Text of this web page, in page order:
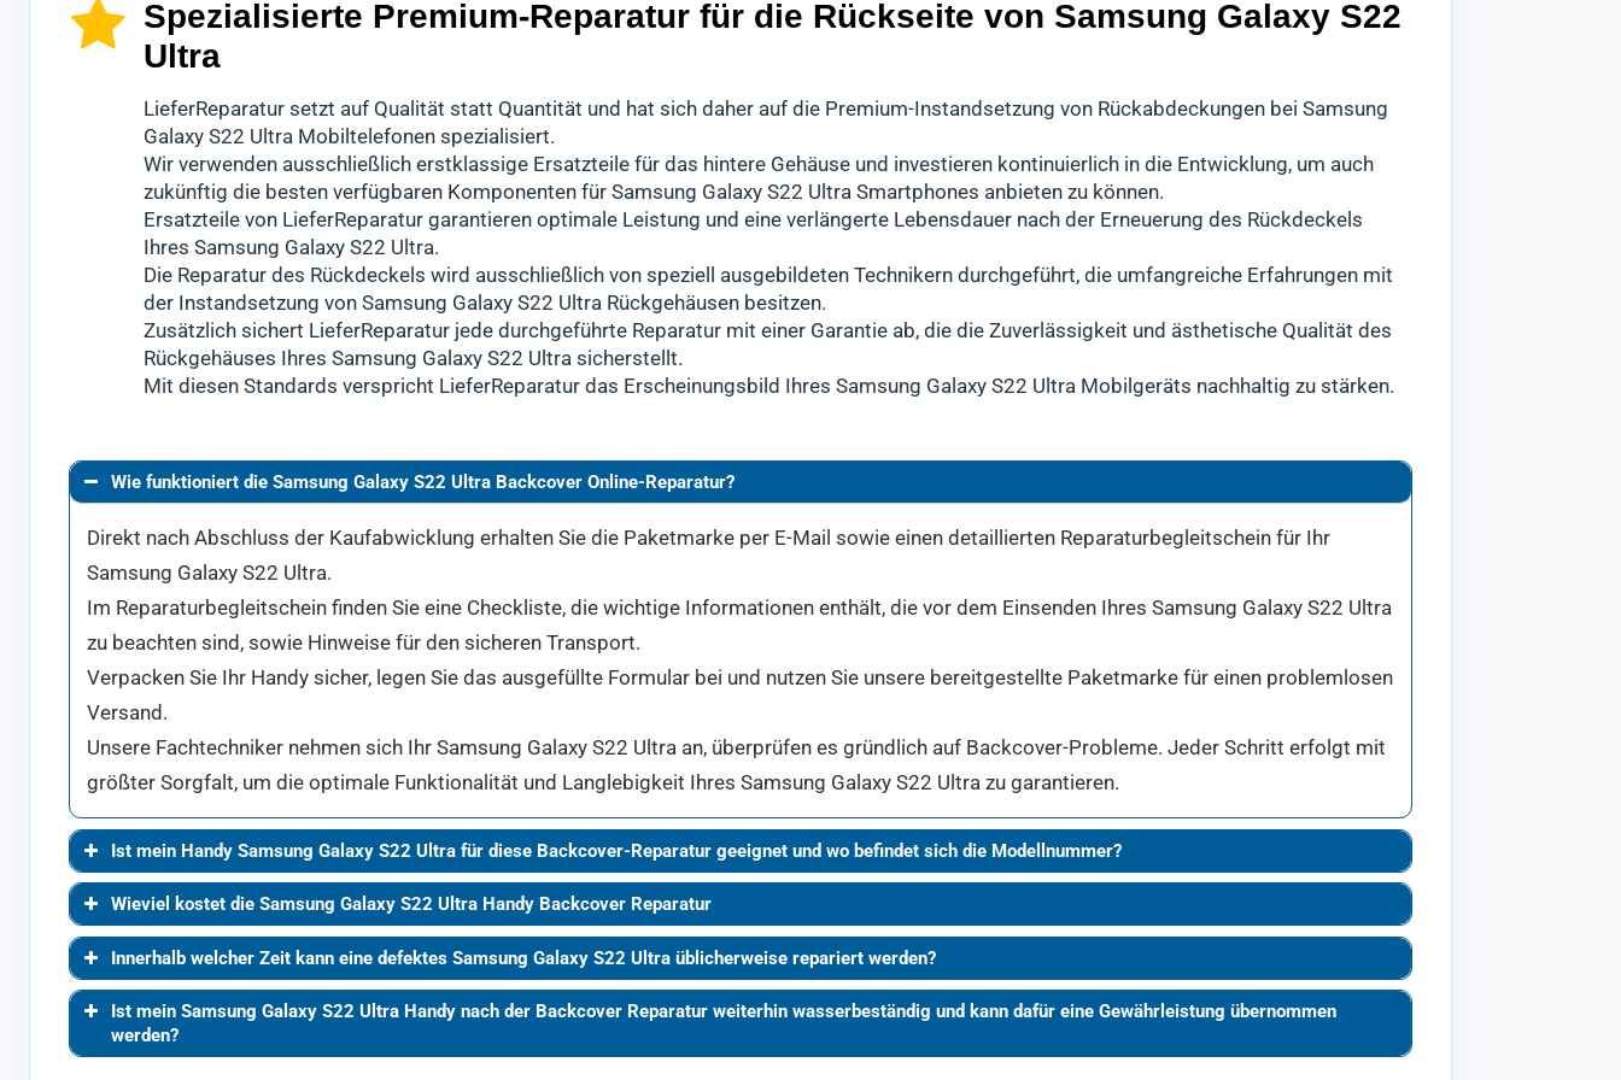
Spezialisierte Premium-Reparatur für die Rückseite von Samsung Galaxy S22
Ultra
LieferReparatur setzt auf Qualität statt Quantität und hat sich daher auf die Premium-Instandsetzung von Rückabdeckungen bei Samsung
Galaxy S22 Ultra Mobiltelefonen spezialisiert.
Wir verwenden ausschließlich erstklassige Ersatzteile für das hintere Gehäuse und investieren kontinuierlich in die Entwicklung, um auch
zukünftig die besten verfügbaren Komponenten für Samsung Galaxy S22 Ultra Smartphones anbieten zu können.
Ersatzteile von LieferReparatur garantieren optimale Leistung und eine verlängerte Lebensdauer nach der Erneuerung des Rückdeckels
Ihres Samsung Galaxy S22 Ultra.
Die Reparatur des Rückdeckels wird ausschließlich von speziell ausgebildeten Technikern durchgeführt, die umfangreiche Erfahrungen mit
der Instandsetzung von Samsung Galaxy S22 Ultra Rückgehäusen besitzen.
Zusätzlich sichert LieferReparatur jede durchgeführte Reparatur mit einer Garantie ab, die die Zuverlässigkeit und ästhetische Qualität des
Rückgehäuses Ihres Samsung Galaxy S22 Ultra sicherstellt.
Mit diesen Standards verspricht LieferReparatur das Erscheinungsbild Ihres Samsung Galaxy S22 Ultra Mobilgeräts nachhaltig zu stärken.
Wie funktioniert die Samsung Galaxy S22 Ultra Backcover Online-Reparatur?
Direkt nach Abschluss der Kaufabwicklung erhalten Sie die Paketmarke per E-Mail sowie einen detaillierten Reparaturbegleitschein für Ihr
Samsung Galaxy S22 Ultra.
Im Reparaturbegleitschein finden Sie eine Checkliste, die wichtige Informationen enthält, die vor dem Einsenden Ihres Samsung Galaxy S22 Ultra
zu beachten sind, sowie Hinweise für den sicheren Transport.
Verpacken Sie Ihr Handy sicher, legen Sie das ausgefüllte Formular bei und nutzen Sie unsere bereitgestellte Paketmarke für einen problemlosen
Versand.
Unsere Fachtechniker nehmen sich Ihr Samsung Galaxy S22 Ultra an, überprüfen es gründlich auf Backcover-Probleme. Jeder Schritt erfolgt mit
größter Sorgfalt, um die optimale Funktionalität und Langlebigkeit Ihres Samsung Galaxy S22 Ultra zu garantieren.
Ist mein Handy Samsung Galaxy S22 Ultra für diese Backcover-Reparatur geeignet und wo befindet sich die Modellnummer?
Wieviel kostet die Samsung Galaxy S22 Ultra Handy Backcover Reparatur
Innerhalb welcher Zeit kann eine defektes Samsung Galaxy S22 Ultra üblicherweise repariert werden?
Ist mein Samsung Galaxy S22 Ultra Handy nach der Backcover Reparatur weiterhin wasserbeständig und kann dafür eine Gewährleistung übernommen
werden?